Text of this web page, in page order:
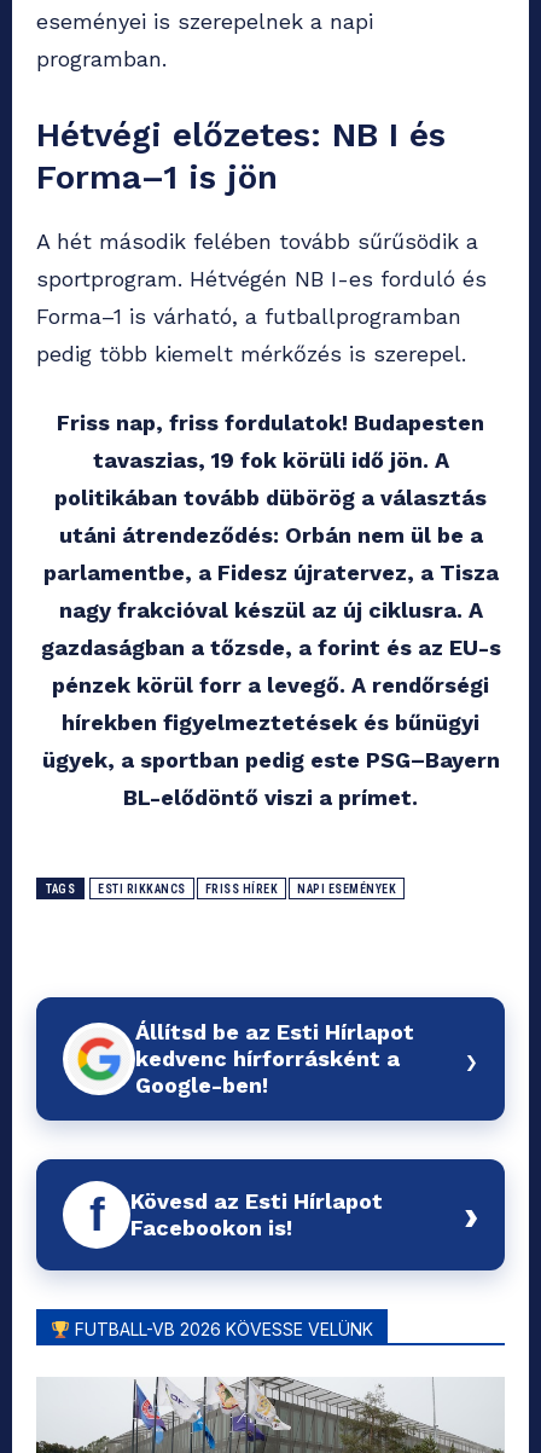
eseményei is szerepelnek a napi
programban.
Hétvégi előzetes: NB I és
Forma–1 is jön
A hét második felében tovább sűrűsödik a
sportprogram. Hétvégén NB I-es forduló és
Forma–1 is várható, a futballprogramban
pedig több kiemelt mérkőzés is szerepel.
Friss nap, friss fordulatok! Budapesten
tavaszias, 19 fok körüli idő jön. A
politikában tovább dübörög a választás
utáni átrendeződés: Orbán nem ül be a
parlamentbe, a Fidesz újratervez, a Tisza
nagy frakcióval készül az új ciklusra. A
gazdaságban a tőzsde, a forint és az EU-s
pénzek körül forr a levegő. A rendőrségi
hírekben figyelmeztetések és bűnügyi
ügyek, a sportban pedig este PSG–Bayern
BL-elődöntő viszi a prímet.
TAGS ESTI RIKKANCS FRISS HÍREK NAPI ESEMÉNYEK
Állítsd be az Esti Hírlapot
kedvenc hírforrásként a
Google-ben!
›
f
Kövesd az Esti Hírlapot
Facebookon is!
›
FUTBALL-VB 2026 KÖVESSE VELÜNK